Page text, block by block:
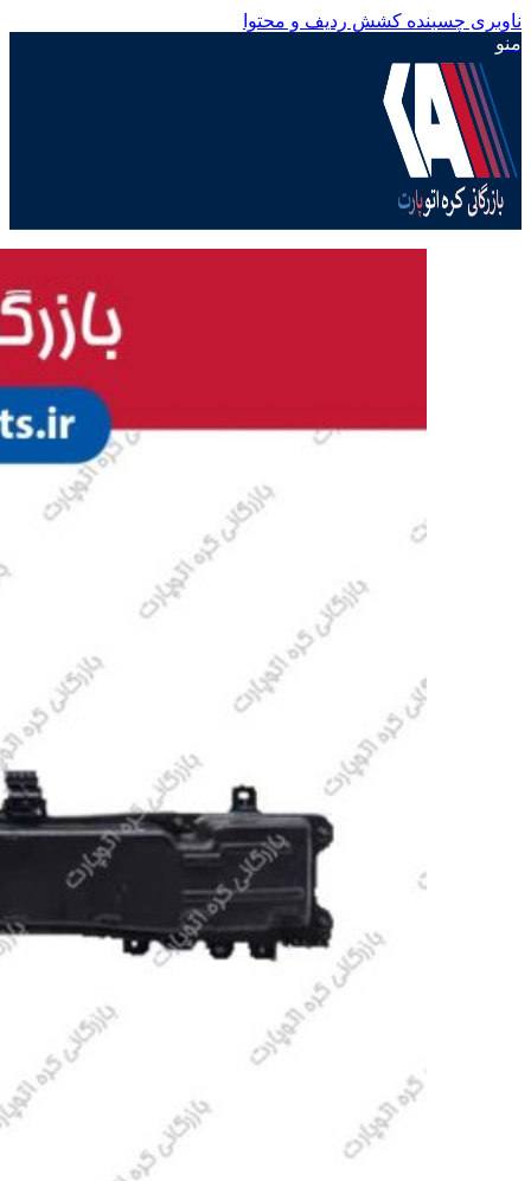
ناوبری چسبنده کشش ردیف و محتوا
منو